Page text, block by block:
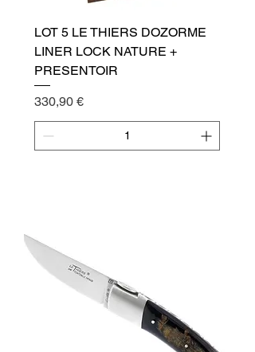
LOT 5 LE THIERS DOZORME
LINER LOCK NATURE +
PRESENTOIR
Cena
330,90 €